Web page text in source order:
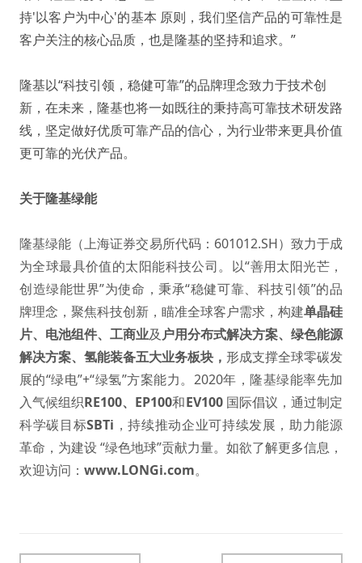
持'以客户为中心'的基本 原则，我们坚信产品的可靠性是
客户关注的核心品质，也是隆基的坚持和追求。”
隆基以“科技引领，稳健可靠”的品牌理念致力于技术创
新，在未来，隆基也将一如既往的秉持高可靠技术研发路
线，坚定做好优质可靠产品的信心，为行业带来更具价值
更可靠的光伏产品。
关于隆基绿能
隆基绿能（上海证券交易所代码：601012.SH）致力于成
为全球最具价值的太阳能科技公司。以“善用太阳光芒，
创造绿能世界”为使命，秉承“稳健可靠、科技引领”的品
牌理念，聚焦科技创新，瞄准全球客户需求，构建单晶硅
片、 电池组件、 工商业及 户用分布式解决方案、 绿色能源
解决方案、 氢能装备五大业务板块， 形成支撑全球零碳发
展的“绿电”+“绿氢”方案能力。2020年，隆基绿能率先加
入气候组织RE100、 EP100和EV100 国际倡议，通过制定
科学碳目标SBTi ，持续推动企业可持续发展，助力能源
革命，为建设 “绿色地球”贡献力量。如欲了解更多信息，
欢迎访问： www.LONGi.com。